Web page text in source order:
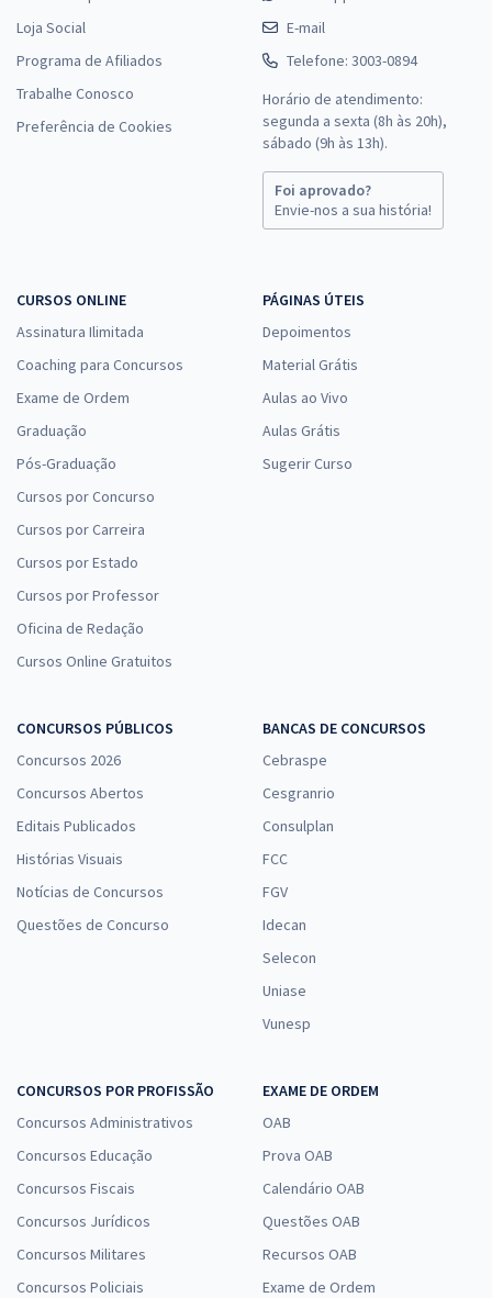
- Especialista em Desenvolvimento e Assistência Social (EDAS) -
Especialidade: Serviço Social (Cargo 410) - Pós-Edital
40,00
Economize R$ 120,00 (-20%)
- Especialista em Desenvolvimento e Assistência Social (EDAS) -
Especialidade: Ciências Contábeis (Cargo 401) - Pós-edital
à vista
R$39,92
Treinamento Intensivo para SEDES DF - Especialista em
R$19,99
Economize R$ 59,98 (-20%)
Comprar
SEDES DF - Secretaria de Desenvolvimento Social do Distrito Federal
- Conhecimentos Gerais e Específicos Comuns aos Cargos de
30,66
Economize R$ 91,98 (-20%)
- Especialista em Desenvolvimento e Assistência Social (EDAS) -
Especialidade: Comunicação Social (Cargo 402) - Pós-Edital
à vista
R$39,92
Loja Social
Programa de Afiliados
Trabalhe Conosco
Preferência de Cookies
E-mail
Telefone: 3003-0894
Horário de atendimento:
segunda a sexta (8h às 20h),
sábado (9h às 13h).
Foi aprovado?
Envie-nos a sua história!
CURSOS ONLINE
Assinatura Ilimitada
Coaching para Concursos
Exame de Ordem
Graduação
Pós-Graduação
Cursos por Concurso
Cursos por Carreira
Cursos por Estado
Cursos por Professor
Oficina de Redação
Cursos Online Gratuitos
PÁGINAS ÚTEIS
Depoimentos
Material Grátis
Aulas ao Vivo
Aulas Grátis
Sugerir Curso
CONCURSOS PÚBLICOS
Concursos 2026
Concursos Abertos
Editais Publicados
Histórias Visuais
Notícias de Concursos
Questões de Concurso
BANCAS DE CONCURSOS
Cebraspe
Cesgranrio
Consulplan
FCC
FGV
Idecan
Selecon
Uniase
Vunesp
CONCURSOS POR PROFISSÃO
Concursos Administrativos
Concursos Educação
Concursos Fiscais
Concursos Jurídicos
Concursos Militares
Concursos Policiais
EXAME DE ORDEM
OAB
Prova OAB
Calendário OAB
Questões OAB
Recursos OAB
Exame de Ordem